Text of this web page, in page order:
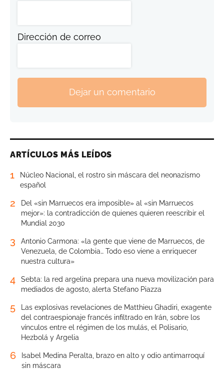
Dirección de correo
Dejar un comentario
ARTÍCULOS MÁS LEÍDOS
1
Núcleo Nacional, el rostro sin máscara del neonazismo
español
2
Del «sin Marruecos era imposible» al «sin Marruecos
mejor»: la contradicción de quienes quieren reescribir el
Mundial 2030
3
Antonio Carmona: «la gente que viene de Marruecos, de
Venezuela, de Colombia… Todo eso viene a enriquecer
nuestra cultura»
4
Sebta: la red argelina prepara una nueva movilización para
mediados de agosto, alerta Stefano Piazza
5
Las explosivas revelaciones de Matthieu Ghadiri, exagente
del contraespionaje francés infiltrado en Irán, sobre los
vínculos entre el régimen de los mulás, el Polisario,
Hezbolá y Argelia
6
Isabel Medina Peralta, brazo en alto y odio antimarroquí
sin máscara